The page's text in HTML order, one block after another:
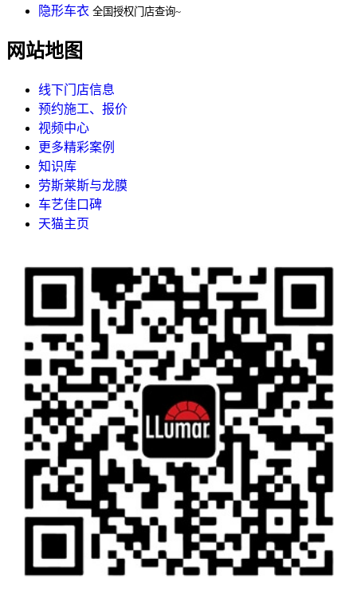
隐形车衣 全国授权门店查询~
网站地图
线下门店信息
预约施工、报价
视频中心
更多精彩案例
知识库
劳斯莱斯与龙膜
车艺佳口碑
天猫主页